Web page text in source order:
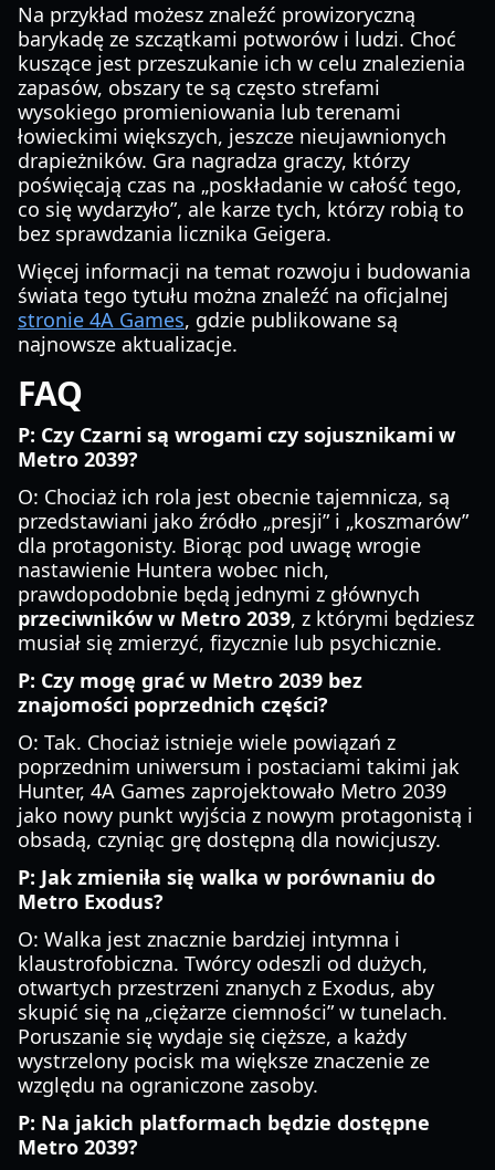
Na przykład możesz znaleźć prowizoryczną
barykadę ze szczątkami potworów i ludzi. Choć
kuszące jest przeszukanie ich w celu znalezienia
zapasów, obszary te są często strefami
wysokiego promieniowania lub terenami
łowieckimi większych, jeszcze nieujawnionych
drapieżników. Gra nagradza graczy, którzy
poświęcają czas na „poskładanie w całość tego,
co się wydarzyło”, ale karze tych, którzy robią to
bez sprawdzania licznika Geigera.
Więcej informacji na temat rozwoju i budowania
świata tego tytułu można znaleźć na oficjalnej
stronie 4A Games, gdzie publikowane są
najnowsze aktualizacje.
FAQ
P: Czy Czarni są wrogami czy sojusznikami w
Metro 2039?
O: Chociaż ich rola jest obecnie tajemnicza, są
przedstawiani jako źródło „presji” i „koszmarów”
dla protagonisty. Biorąc pod uwagę wrogie
nastawienie Huntera wobec nich,
prawdopodobnie będą jednymi z głównych
przeciwników w Metro 2039, z którymi będziesz
musiał się zmierzyć, fizycznie lub psychicznie.
P: Czy mogę grać w Metro 2039 bez
znajomości poprzednich części?
O: Tak. Chociaż istnieje wiele powiązań z
poprzednim uniwersum i postaciami takimi jak
Hunter, 4A Games zaprojektowało Metro 2039
jako nowy punkt wyjścia z nowym protagonistą i
obsadą, czyniąc grę dostępną dla nowicjuszy.
P: Jak zmieniła się walka w porównaniu do
Metro Exodus?
O: Walka jest znacznie bardziej intymna i
klaustrofobiczna. Twórcy odeszli od dużych,
otwartych przestrzeni znanych z Exodus, aby
skupić się na „ciężarze ciemności” w tunelach.
Poruszanie się wydaje się cięższe, a każdy
wystrzelony pocisk ma większe znaczenie ze
względu na ograniczone zasoby.
P: Na jakich platformach będzie dostępne
Metro 2039?